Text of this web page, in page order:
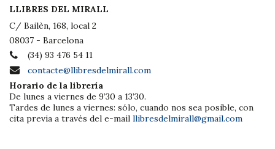
LLIBRES DEL MIRALL
C/ Bailèn, 168, local 2
08037 - Barcelona
(34) 93 476 54 11
contacte@llibresdelmirall.com
Horario de la librería
De lunes a viernes de 9’30 a 13’30.
Tardes de lunes a viernes: sólo, cuando nos sea posible, con
cita previa a través del e-mail llibresdelmirall@gmail.com